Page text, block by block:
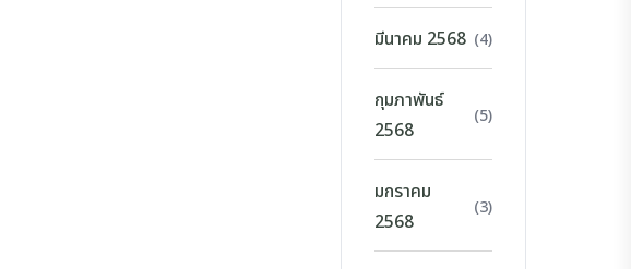
มีนาคม 2568 (4)
กุมภาพันธ์
2568
(5)
มกราคม
2568
(3)